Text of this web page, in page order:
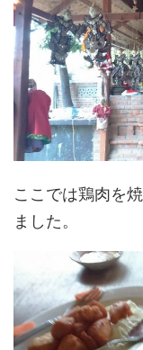
ここでは鶏肉を
ました。